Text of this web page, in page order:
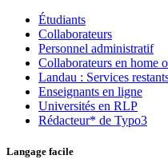
Étudiants
Collaborateurs
Personnel administratif
Collaborateurs en home
Landau : Services
Enseignants en ligne
Universités en RLP
Rédacteur* de Typo3
Langage facile